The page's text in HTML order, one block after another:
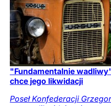
"Fundamentalnie
chce jego likwidacji
Poseł Konfederacji